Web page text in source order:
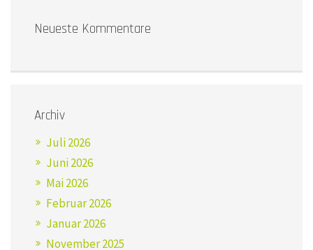
Neueste Kommentare
Archiv
Juli 2026
Juni 2026
Mai 2026
Februar 2026
Januar 2026
November 2025